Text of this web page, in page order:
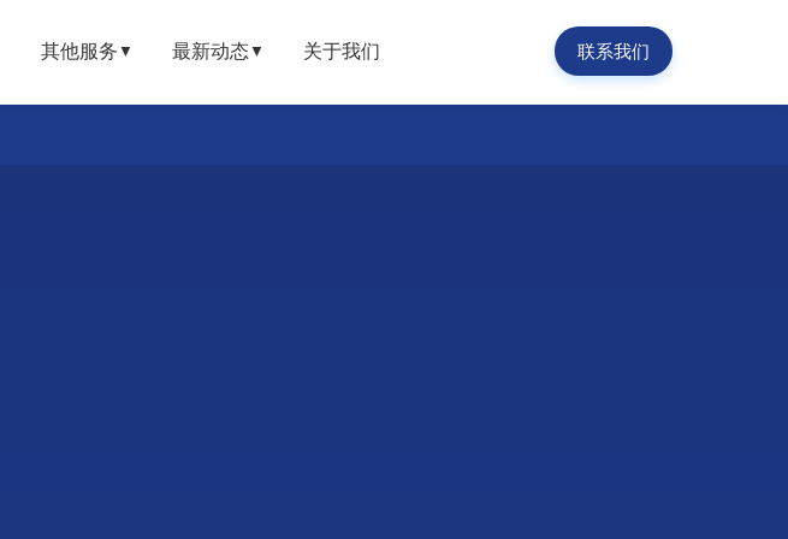
其他服务 ▼ 最新动态▼ 关于我们 联系我们